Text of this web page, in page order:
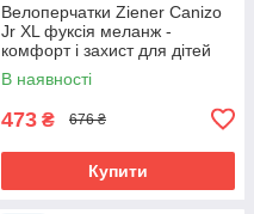
Велоперчатки Ziener Canizo
Jr XL фуксія меланж -
комфорт і захист для дітей
В наявності
473 ₴ 676 ₴
Купити